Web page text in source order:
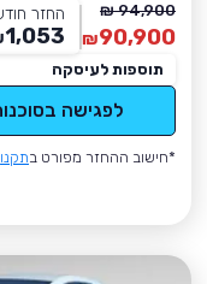
94,900 ₪
90,900
₪
החזר
1,053
תוספות לעיסקה
לפגישה
*חישוב ההחזר מפורט ב